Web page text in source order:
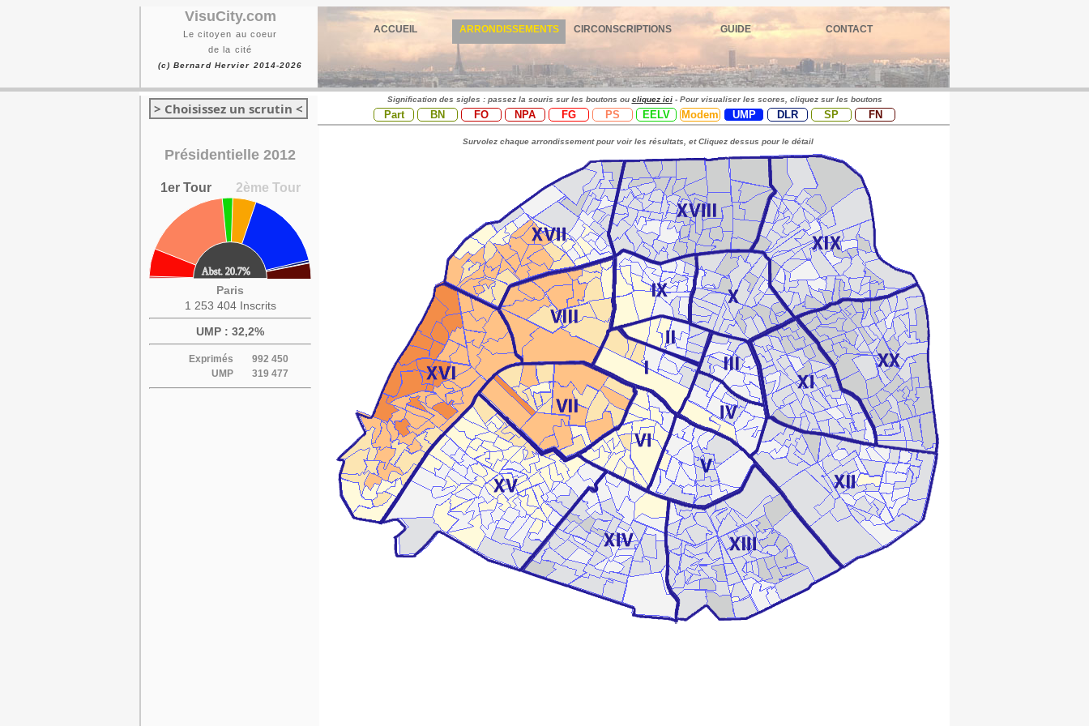
VisuCity.com
Le citoyen au coeur
de la cité
(c) Bernard Hervier 2014-2026
ACCUEIL ARRONDISSEMENTS CIRCONSCRIPTIONS GUIDE CONTACT
> Choisissez un scrutin <
Présidentielle 2012
1er Tour 2ème Tour
Paris
1 253 404 Inscrits
UMP : 32,2%
Exprimés
992 450
UMP
319 477
Signification des sigles : passez la souris sur les boutons ou cliquez ici- Pour visualiser les scores, cliquez sur les boutons
Part BN FO NPA FG PS EELV Modem UMP DLR SP FN
Survolez chaque arrondissement pour voir les résultats, et Cliquez dessus pour le détail